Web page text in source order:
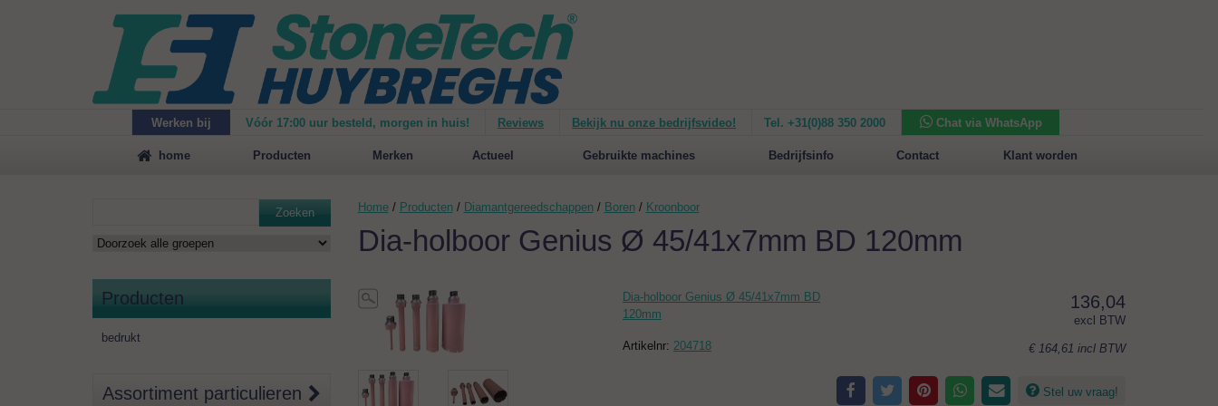
Werken bij Vóór 17:00 uur besteld, morgen in huis! Reviews Bekijk nu onze bedrijfsvideo! Tel. +31(0)88 350 2000
Chat via WhatsApp
Maak
vrijblijvend een afspraak voor een demonstratie van de Mirage 1500 Nieuw op de website: selecteer nu op merken! Nieuw in het assortiment: Sansone Collection
home Producten Merken Actueel Gebruikte machines Bedrijfsinfo Contact Klant worden
Zoeken
Producten
bedrukt
Assortiment particulieren
Home / Producten/ Diamantgereedschappen/ Boren/ Kroonboor
Dia-holboor Genius Ø 45/41x7mm BD 120mm
Dia-holboor Genius Ø 45/41x7mm BD
120mm
Artikelnr: 204718
136,04
excl BTW
€ 164,61 incl BTW
Stel uw vraag!